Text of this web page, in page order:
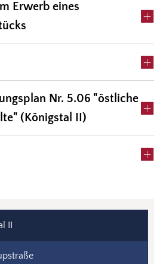
Erwerb eines
Nr. 5.06 "östliche
(Königstal II)
II